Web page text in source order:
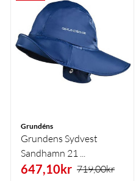
Grundéns
Grundens Sydvest
Sandhamn 21 ...
647,10kr 719,00kr